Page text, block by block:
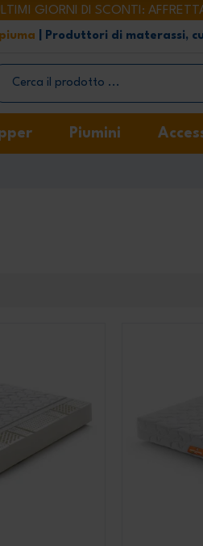
GIORNI DI SCONTI:
| Produttori di materassi,
Piumini